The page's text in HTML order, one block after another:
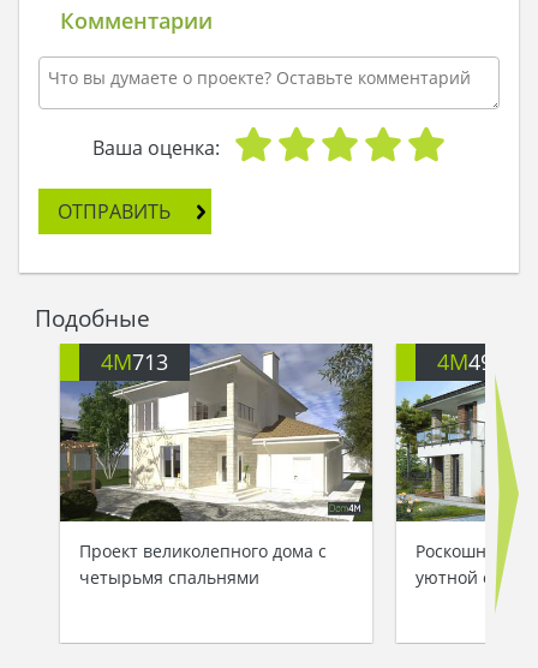
Комментарии
Ваша оценка:
ОТПРАВИТЬ
Подобные
4M713
Проект великолепного дома с
четырьмя спальнями
4M499
Роскошный
уютной